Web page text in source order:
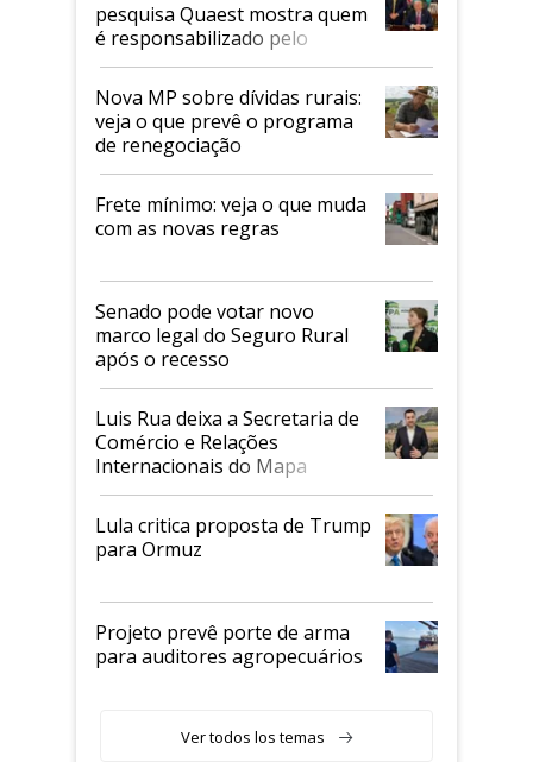
pesquisa Quaest mostra quem
é responsabilizado pelo
tarifaço dos EUA
Nova MP sobre dívidas rurais:
veja o que prevê o programa
de renegociação
Frete mínimo: veja o que muda
com as novas regras
Senado pode votar novo
marco legal do Seguro Rural
após o recesso
Luis Rua deixa a Secretaria de
Comércio e Relações
Internacionais do Mapa
Lula critica proposta de Trump
para Ormuz
Projeto prevê porte de arma
para auditores agropecuários
Ver todos los temas